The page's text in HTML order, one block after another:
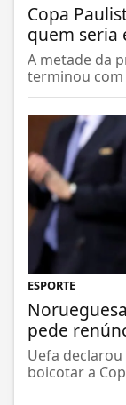
Copa
quem seria
A metade da
terminou
ESPORTE
pede
Uefa
boicotar a